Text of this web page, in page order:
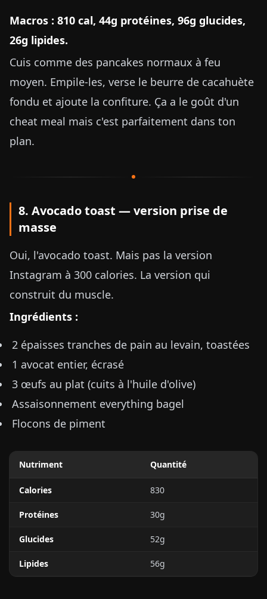
Macros : 810 cal, 44g protéines, 96g glucides,
26g lipides.
Cuis comme des pancakes normaux à feu
moyen. Empile-les, verse le beurre de cacahuète
fondu et ajoute la confiture. Ça a le goût d'un
cheat meal mais c'est parfaitement dans ton
plan.
8. Avocado toast — version prise de
masse
Oui, l'avocado toast. Mais pas la version
Instagram à 300 calories. La version qui
construit du muscle.
Ingrédients :
2 épaisses tranches de pain au levain, toastées
1 avocat entier, écrasé
3 œufs au plat (cuits à l'huile d'olive)
Assaisonnement everything bagel
Flocons de piment
Nutriment Quantité
Calories 830
Protéines 30g
Glucides 52g
Lipides 56g